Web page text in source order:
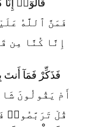
فَمَنَّ ٱللَّهُ
إِنَّا كُنَّا مِن
فَذَكِّرْ فَمَآ أَنتَ
أَمْ يَقُولُونَ
قُلْ تَرَبَّصُوا۟